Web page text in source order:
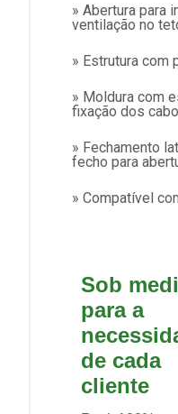
» Abertura para
ventilação no
» Estrutura com
» Moldura com
fixação dos
» Fechamento
fecho para
» Compatível
Sob
para a
de cada
cliente